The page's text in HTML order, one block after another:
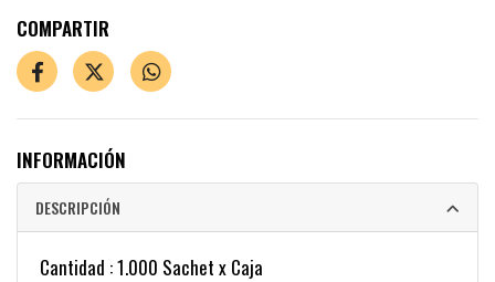
COMPARTIR
INFORMACIÓN
DESCRIPCIÓN
Cantidad : 1.000 Sachet x Caja